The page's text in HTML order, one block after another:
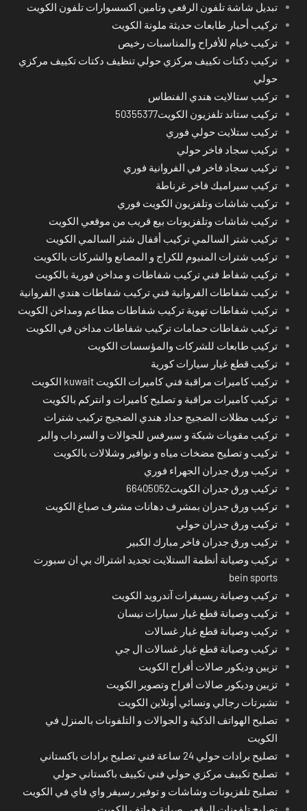
تبديل شاشة تلفون الرقعي وتامين اكسسوارات تلفون الكويت
تركيب أحبار طابعات حديثة ملونة الكويت
تركيب خيام للأفراح والمناسبات رخيص
تركيب دكتات تكييف مركزي حولي تنظيف دكتات تكييف مركزي
حولي
تركيب ستالايت هندي الفنطاس
تركيب ستاند تلفزيون الكويت50355377
تركيب ستلايت حولي فوري
تركيب سجاد فاخر حولي
تركيب سجاد فاخر في الفروانية فوري
تركيب سيراميك فاخر غرناطة
تركيب شاشات وتلفزيون الكويت فوري
تركيب شاشات وتلفزيونات بيع قريب من موقعي الكويت
تركيب شتر السالمي تركيب أقفال شتر السالمي الكويت
تركيب شترات المنيوم للكراج و المصانع والشركات بالكويت
تركيب شفاط فني تركيب شفاطات و مداخن فورية بالكويت
تركيب شفاطات الفروانية فني تركيب شفاطات هندي الفروانية
تركيب شفاطات تهوية تركيب شفاطات مطاعم ومداخن الكويت
تركيب شفاطات حمامات تركيب شفاطات مداخن في الكويت
تركيب طابعات للشركات والمؤسسات الكويت
تركيب قطع غيار سيارات كورية
تركيب كاميرات مراقبة فني كاميرات الكويت kuwait الكويت
تركيب كاميرات مراقبة و تصليح كاميرات و انتركم بالكويت
تركيب مظلات الضجيج حداد هندي الضجيج تركيب شترات
تركيب مقويات شبكة و سيرفس للجوالات و السرداب والبر
تركيب و تصليح مضخات مياه و نوافير وشلالات بالكويت
تركيب ورق جدران الجهراء فوري
تركيب ورق جدران الكويت66405052
تركيب ورق جدران بمشرف دهانات مشرف صباغ الكويت
تركيب ورق جدران حولي
تركيب ورق جدران فاخر مبارك الكبير
تركيب وصيانة أنظمة الستلايت تجديد اشتراك بي ان سبورت
bein sports
تركيب وصيانة ريسيفرات آندرويد الكويت
تركيب وصيانة قطع غيار سيارات نيسان
تركيب وصيانة قطع غيار غسالات
تركيب وصيانة قطع غيار غسالات ال جي
تزيين وديكور صالات أفراح الكويت
تزيين وديكور صالات أفراح وتصوير الكويت
تشيرتات رجالي ونسائي أونلاين الكويت
تصليح الهواتف الذكية و الجوالات و التلفونات بالمنزل في
الكويت
تصليح برادات حولي 24 ساعة فني تصليح برادات باكستاني
تصليح تكييف مركزي حولي فني تكييف باكستاني حولي
تصليح تلفزيونات وشاشات و توفير رسيفر واي فاي في الكويت